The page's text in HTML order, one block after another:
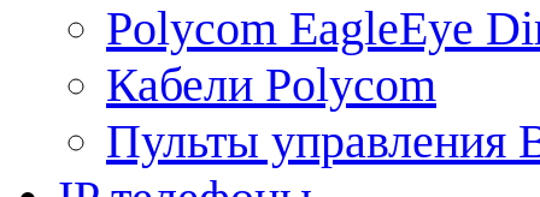
Polycom EagleEye
Кабели Polycom
Пульты управления